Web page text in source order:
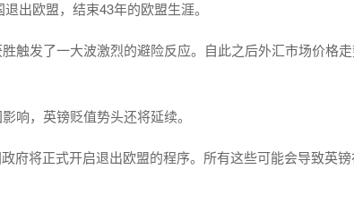
出欧盟，结束43年的欧盟生涯。
触发了一大波激烈的避险反应。自此之后外汇市场价格
响，英镑贬值势头还将延续。
府将正式开启退出欧盟的程序。所有这些可能会导致英